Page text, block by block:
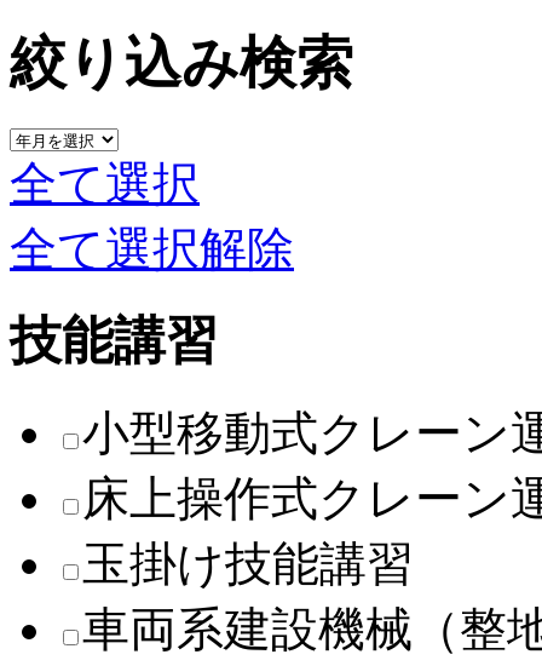
絞り込み検索
全て選択
全て選択解除
技能講習
小型移動式クレーン
床上操作式クレーン
玉掛け技能講習
車両系建設機械（整